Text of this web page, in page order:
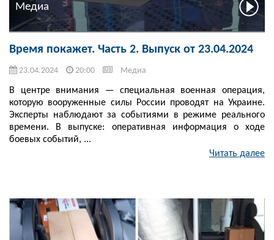
Медиа
Время покажет. Часть 2. Выпуск от 23.04.2024
23.04.2024 20:00 Медиа
В центре внимания — специальная военная операция,
которую вооруженные силы России проводят на Украине.
Эксперты наблюдают за событиями в режиме реального
времени. В выпуске: оперативная информация о ходе
боевых событий, ...
Читать далее